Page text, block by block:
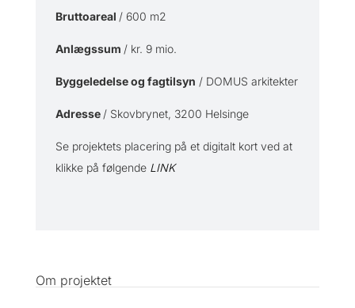
Bruttoareal / 600 m2
Anlægssum / kr. 9 mio.
Byggeledelse og fagtilsyn / DOMUS arkitekter
Adresse / Skovbrynet, 3200 Helsinge
Se projektets placering på et digitalt kort ved at
klikke på følgende LINK
Om projektet